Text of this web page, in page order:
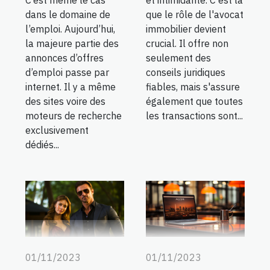
dans le domaine de
l’emploi. Aujourd’hui,
la majeure partie des
annonces d’offres
d’emploi passe par
internet. Il y a même
des sites voire des
moteurs de recherche
exclusivement
dédiés...
que le rôle de l'avocat
immobilier devient
crucial. Il offre non
seulement des
conseils juridiques
fiables, mais s'assure
également que toutes
les transactions sont...
01/11/2023
01/11/2023